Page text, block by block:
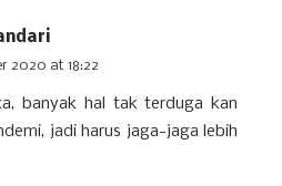
2020 at 18:22
banyak hal tak terduga kan
jadi harus jaga-jaga lebih